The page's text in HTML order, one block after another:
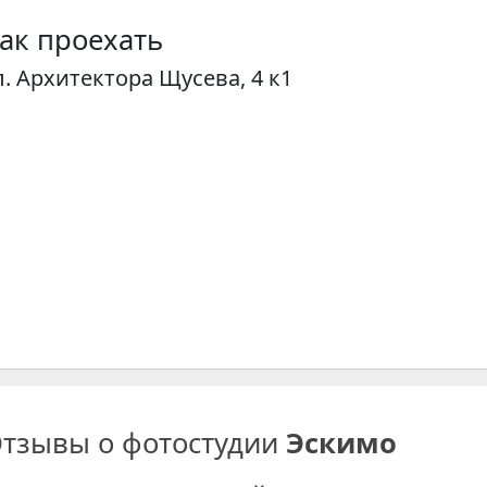
проехать
Архитектора Щусева, 4 к1
о фотостудии Эскимо